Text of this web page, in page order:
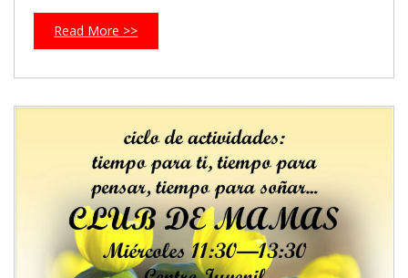
Read More >>